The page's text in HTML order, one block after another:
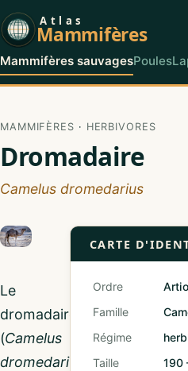
Atlas
Mammifères
Mammifères sauvagesPoules
MAMMIFÈRES · HERBIVORES
Dromadaire
Camelus dromedarius
Le
dromadaire
(Camelus
dromedarius
CARTE
Ordre
Famille
Régime
Taille
190